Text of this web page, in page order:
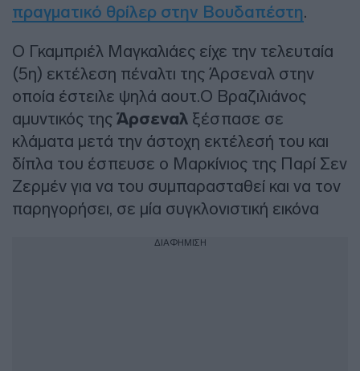
πραγματικό θρίλερ στην Βουδαπέστη.
Ο Γκαμπριέλ Μαγκαλιάες είχε την τελευταία
(5η) εκτέλεση πέναλτι της Άρσεναλ στην
οποία έστειλε ψηλά αουτ.Ο Βραζιλιάνος
αμυντικός της Άρσεναλ ξέσπασε σε
κλάματα μετά την άστοχη εκτέλεσή του και
δίπλα του έσπευσε ο Μαρκίνιος της Παρί Σεν
Ζερμέν για να του συμπαρασταθεί και να τον
παρηγορήσει, σε μία συγκλονιστική εικόνα
ΔΙΑΦΗΜΙΣΗ